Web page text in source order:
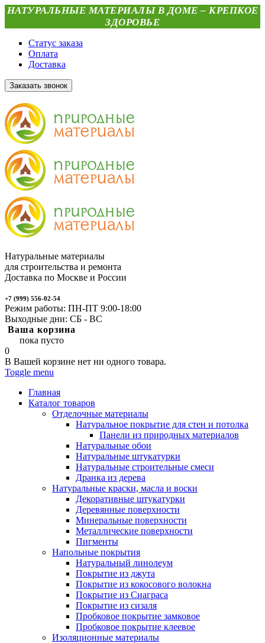
НАТУРАЛЬНЫЕ МАТЕРИАЛЫ В ДОМЕ – КРЕПКОЕ
ЗДОРОВЬЕ
Статус заказа
Оплата
Доставка
Заказать звонок
Натуральные материалы
для строительства и ремонта
Доставка по Москве и России
+7 (999) 556-02-54
Режим работы: ПН-ПТ 9:00-18:00
Выходные дни: СБ - ВС
Ваша корзина
пока пусто
0
В Вашей корзине нет ни одного товара.
Toggle menu
Главная
Каталог товаров
Отделочные материалы
Натуральное покрытие для стен и потолка
Панели из природных материалов
Натуральные обои
Натуральные штукатурки
Натуральные строительные смеси
Дранка из дерева
Натуральные краски, масла и воски
Декоративные штукатурки
Деревянные поверхности
Минеральные поверхности
Металлические поверхности
Пигменты
Напольные покрытия
Натуральный линолеум
Покрытие из джута
Покрытие из кокосового волокна
Покрытие из Сиаграса
Покрытие из сизаля
Пробковое покрытие замковое
Пробковое покрытие клеевое
Изоляционные материалы